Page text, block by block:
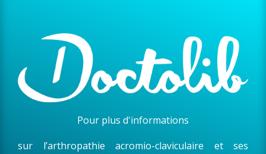
Pour plus d'informations
sur l’arthropathie acromio-claviculaire et ses